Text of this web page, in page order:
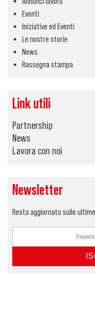
Eventi
Iniziative ed Eventi
Le nostre storie
News
Rassegna stampa
Link utili
Partnership
News
Lavora con noi
Newsletter
Resta aggiornato sulle